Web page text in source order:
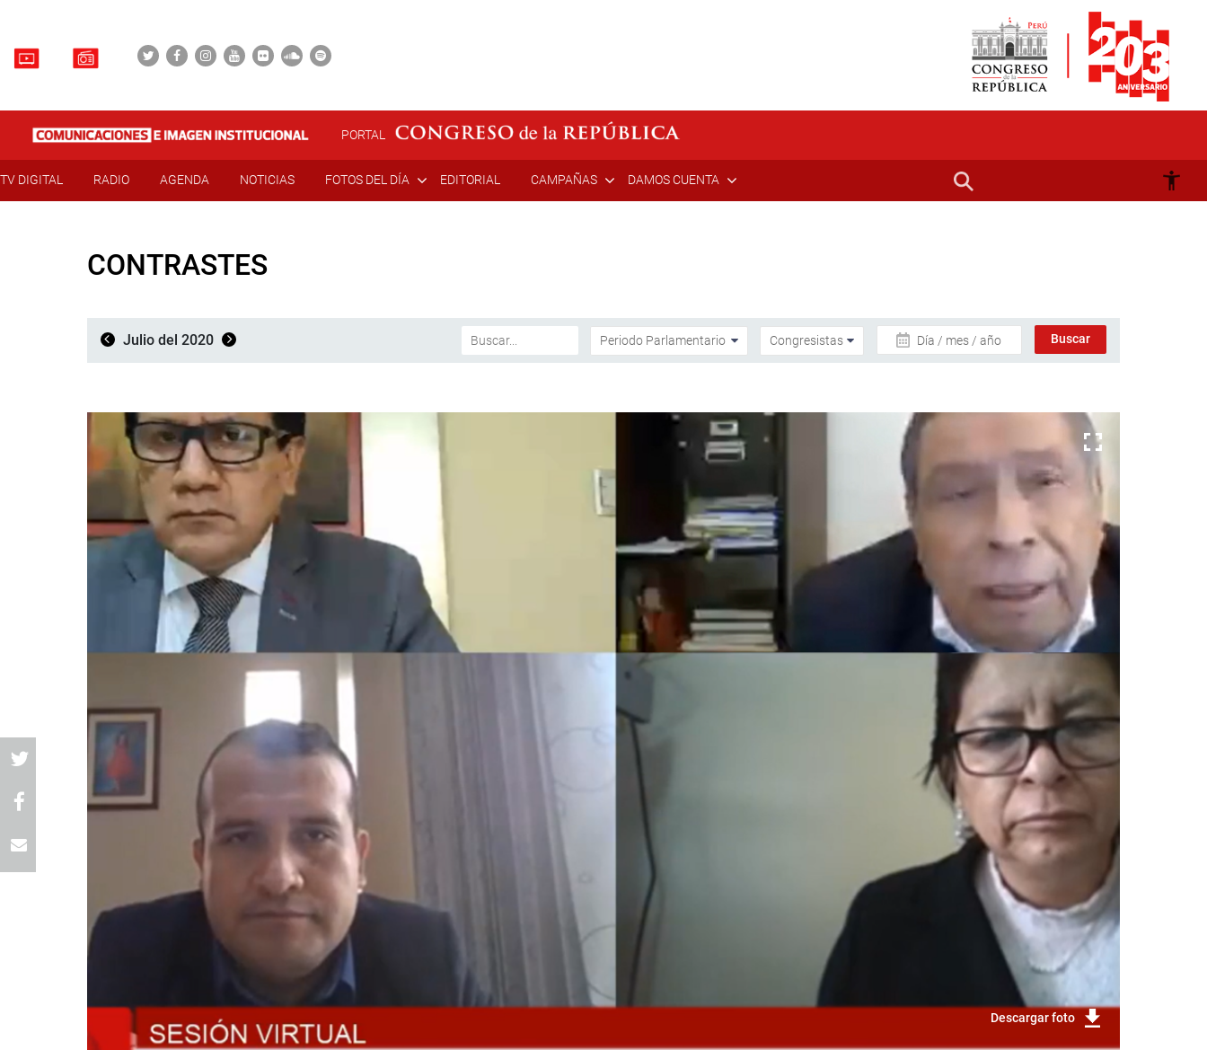
PORTAL
TV DIGITAL RADIO AGENDA NOTICIAS FOTOS DEL DÍA EDITORIAL CAMPAÑAS DAMOS CUENTA
CONTRASTES
Julio del 2020 Día / mes / año
Descargar foto